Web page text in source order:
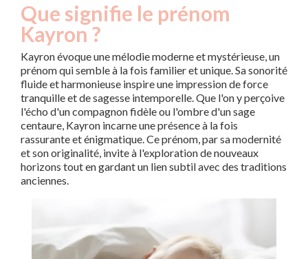
Que signifie le prénom
Kayron ?
Kayron évoque une mélodie moderne et mystérieuse, un
prénom qui semble à la fois familier et unique. Sa sonorité
fluide et harmonieuse inspire une impression de force
tranquille et de sagesse intemporelle. Que l'on y perçoive
l'écho d'un compagnon fidèle ou l'ombre d'un sage
centaure, Kayron incarne une présence à la fois
rassurante et énigmatique. Ce prénom, par sa modernité
et son originalité, invite à l'exploration de nouveaux
horizons tout en gardant un lien subtil avec des traditions
anciennes.